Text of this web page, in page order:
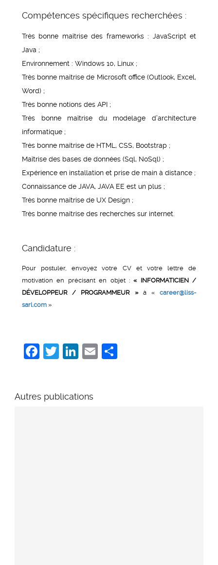
Compétences spécifiques recherchées :
Très bonne maîtrise des frameworks : JavaScript et
Java ;
Environnement : Windows 10, Linux ;
Très bonne maîtrise de Microsoft office (Outlook, Excel,
Word) ;
Très bonne notions des API ;
Très bonne maîtrise du modelage d’architecture
informatique ;
Très bonne maîtrise de HTML, CSS, Bootstrap ;
Maîtrise des bases de données (Sql, NoSql) ;
Expérience en installation et prise de main à distance ;
Connaissance de JAVA, JAVA EE est un plus ;
Très bonne maîtrise de UX Design ;
Très bonne maîtrise des recherches sur internet.
Candidature :
Pour postuler, envoyez votre CV et votre lettre de
motivation en précisant en objet :« INFORMATICIEN /
DÉVELOPPEUR / PROGRAMMEUR »à « career@liss-
sarl.com »
Facebook
Twitter
LinkedIn
Email
Autres publications